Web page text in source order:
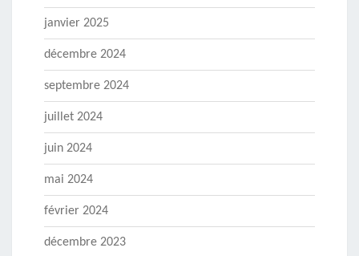
janvier 2025
décembre 2024
septembre 2024
juillet 2024
juin 2024
mai 2024
février 2024
décembre 2023